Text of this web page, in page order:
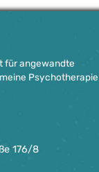
für angewandte
Psychotherapie
176/8